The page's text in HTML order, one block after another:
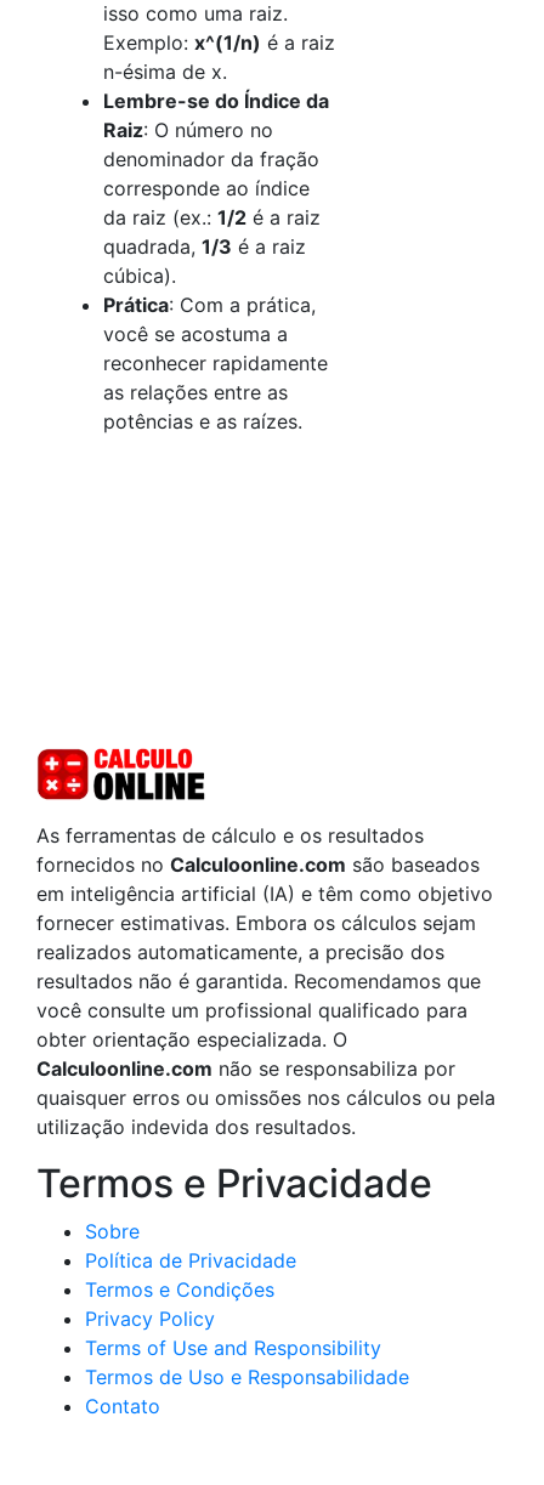
isso como uma raiz.
Exemplo: x^(1/n) é a raiz
n-ésima de x.
Lembre-se do Índice da
Raiz: O número no
denominador da fração
corresponde ao índice
da raiz (ex.: 1/2 é a raiz
quadrada, 1/3 é a raiz
cúbica).
Prática: Com a prática,
você se acostuma a
reconhecer rapidamente
as relações entre as
potências e as raízes.
As ferramentas de cálculo e os resultados
fornecidos no Calculoonline.com são baseados
em inteligência artificial (IA) e têm como objetivo
fornecer estimativas. Embora os cálculos sejam
realizados automaticamente, a precisão dos
resultados não é garantida. Recomendamos que
você consulte um profissional qualificado para
obter orientação especializada. O
Calculoonline.com não se responsabiliza por
quaisquer erros ou omissões nos cálculos ou pela
utilização indevida dos resultados.
Termos e Privacidade
Sobre
Política de Privacidade
Termos e Condições
Privacy Policy
Terms of Use and Responsibility
Termos de Uso e Responsabilidade
Contato